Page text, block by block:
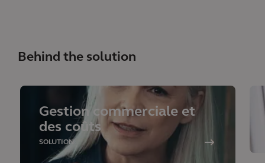
Behind the solution
Gestion commerciale et
des coûts
SOLUTION